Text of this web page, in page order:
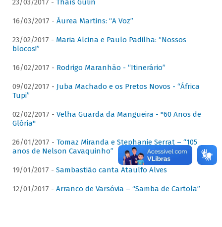
23/03/2017 - Thaís Gulin
16/03/2017 - Áurea Martins: “A Voz”
23/02/2017 - Maria Alcina e Paulo Padilha: “Nossos
blocos!”
16/02/2017 - Rodrigo Maranhão - “Itinerário”
09/02/2017 - Juba Machado e os Pretos Novos - “África
Tupi”
02/02/2017 - Velha Guarda da Mangueira - "60 Anos de
Glória"
26/01/2017 - Tomaz Miranda e Stephanie Serrat – “105
anos de Nelson Cavaquinho”
19/01/2017 - Sambastião canta Ataulfo Alves
12/01/2017 - Arranco de Varsóvia – “Samba de Cartola”